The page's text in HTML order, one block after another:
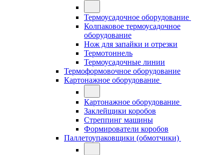
Термоусадочное оборудование
Колпаковое термоусадочное
оборудование
Нож для запайки и отрезки
Термотоннель
Термоусадочные линии
Термоформовочное оборудование
Картонажное оборудование
Картонажное оборудование
Заклейщики коробов
Стреппинг машины
Формирователи коробов
Паллетоупаковщики (обмотчики)